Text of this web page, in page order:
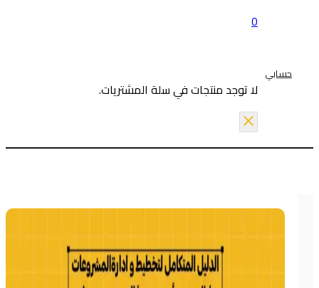
حسابي
لا توجد منتجات في سلة المشتريات.